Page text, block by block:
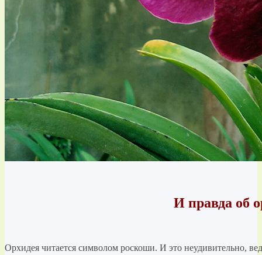
И правда об
Орхидея читается символом роскоши. И это неудивительно,